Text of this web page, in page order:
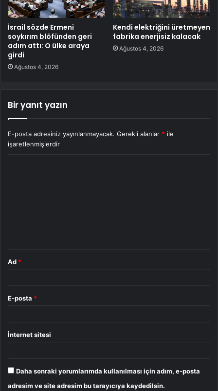
İsrail sözde Ermeni
soykırım blöfünden geri
adım attı: O ülke araya
girdi
Ağustos 4, 2026
Kendi elektriğini üretmeyen
fabrika enerjisiz kalacak
Ağustos 4, 2026
Bir yanıt yazın
E-posta adresiniz yayınlanmayacak. Gerekli alanlar * ile
işaretlenmişlerdir
Ad *
E-posta *
İnternet sitesi
Daha sonraki yorumlarımda kullanılması için adım, e-posta
adresim ve site adresim bu tarayıcıya kaydedilsin.